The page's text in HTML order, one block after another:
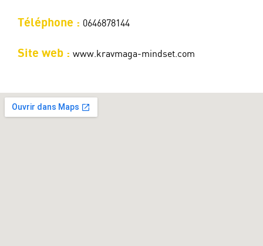
Téléphone : 0646878144
Site web : www.kravmaga-mindset.com